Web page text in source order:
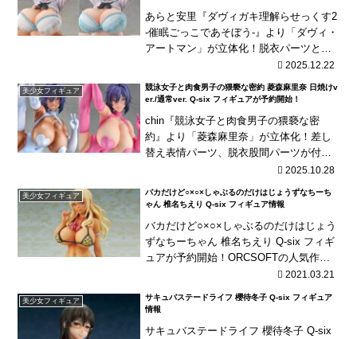
あらと安里『ダヴィガキ理解らせっくす2
-催眠ごっこであそぼう-』より「ダヴィ・
アートマン」が立体化！脱衣パーツと催
眠表情パーツ、落書きデカールも付属！
2025.12.22
美少女フィギュア
競泳女子と肉食男子の猥褻な密約 菱森麻里奈 日焼けv
er./通常ver. Q-six フィギュアが予約開始！
chin『競泳女子と肉食男子の猥褻な密
約』より「菱森麻里奈」が立体化！差し
替え表情パーツ、脱衣股間パーツが付
2025.10.28
美少女フィギュア
バカだけど○×○×しゃぶるのだけはじょうずなちーち
ゃん 椎名ちえり Q-six フィギュア情報
バカだけど○×○×しゃぶるのだけはじょう
ずなちーちゃん 椎名ちえり Q-six フィギ
ュアが予約開始！ORCSOFTの人気作品
より「椎名ちえり」をQ-sixが立体化！通
2021.03.21
美少女フィギュア
サキュバステードライフ 櫻待冬子 Q-six フィギュア
情報
サキュバステードライフ 櫻待冬子 Q-six